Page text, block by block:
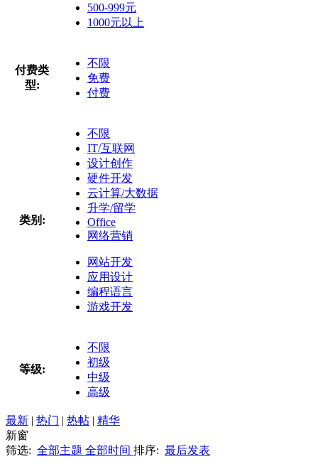
500-999元
1000元以上
付费类
型:
不限
免费
付费
类别:
不限
IT/互联网
设计创作
硬件开发
云计算/大数据
升学/留学
Office
网络营销
网站开发
应用设计
编程语言
游戏开发
等级:
不限
初级
中级
高级
最新 | 热门 | 热帖 | 精华
新窗
筛选: 全部主题 全部时间 排序: 最后发表